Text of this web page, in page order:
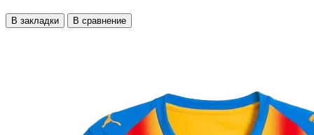
В закладки В сравнение